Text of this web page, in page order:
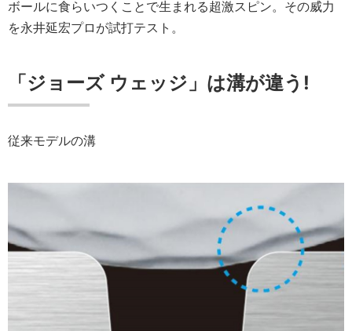
ボールに食らいつくことで生まれる超激スピン。その威力
を永井延宏プロが試打テスト。
「ジョーズ ウェッジ」は溝が違う!
従来モデルの溝